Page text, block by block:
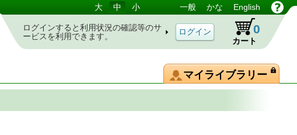
大 中 小 一般 かな English
ログインすると利用状況の確認等のサ
ービスを利用できます。
カート
0
マイライブラリー